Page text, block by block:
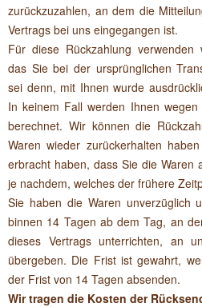
zurückzuzahlen, an dem die
Vertrags bei uns eingegangen ist.
Für diese Rückzahlung verwenden
das Sie bei der ursprünglichen
sei denn, mit Ihnen wurde
In keinem Fall werden Ihnen
berechnet. Wir können die
Waren wieder zurückerhalten
erbracht haben, dass Sie die Waren
je nachdem, welches der frühere
Sie haben die Waren unverzüglich
binnen 14 Tagen ab dem Tag, an
dieses Vertrags unterrichten, an
übergeben. Die Frist ist gewahrt,
der Frist von 14 Tagen absenden.
Wir tragen die Kosten der